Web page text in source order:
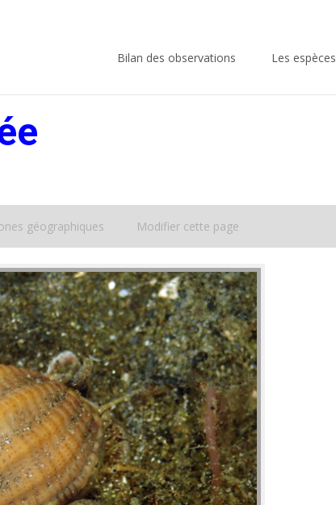
Bilan des observations Les espèces
géographiques Modifier cette page